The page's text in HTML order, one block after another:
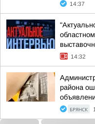
14:37
14:32
района
БРЯНСК